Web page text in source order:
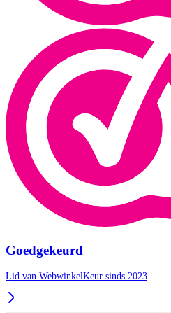
Goedgekeurd
Lid van WebwinkelKeur sinds 2023